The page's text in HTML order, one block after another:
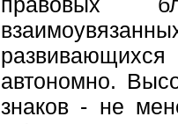
автономно.
знаков - не